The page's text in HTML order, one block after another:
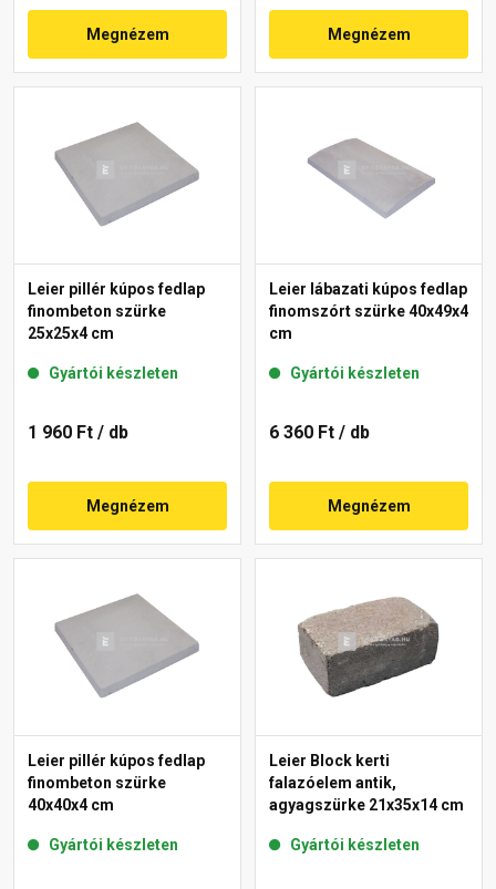
Megnézem Megnézem
Leier pillér kúpos fedlap
finombeton szürke
25x25x4 cm
Gyártói készleten
1 960 Ft / db
Megnézem
Leier lábazati kúpos fedlap
finomszórt szürke 40x49x4
cm
Gyártói készleten
6 360 Ft / db
Megnézem
Leier pillér kúpos fedlap
finombeton szürke
40x40x4 cm
Gyártói készleten
Leier Block kerti
falazóelem antik,
agyagszürke 21x35x14 cm
Gyártói készleten